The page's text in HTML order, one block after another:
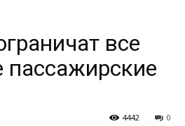
все
пассажирские
0
4442